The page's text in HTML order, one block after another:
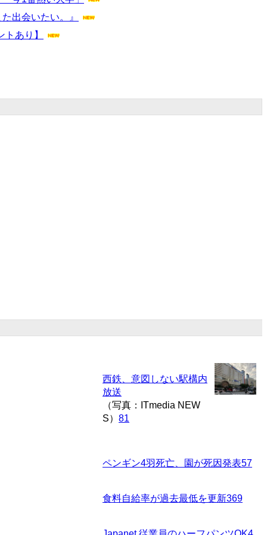
出会いたい。』
あり】
西鉄、意図しない駅構内
放送
（写真：ITmedia NEW
S） 81
ペンギン4羽死亡、園が死因発表57
食料自給率が過去最低を更新369